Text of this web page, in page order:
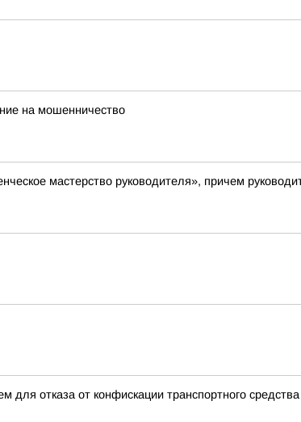
на мошенничество
мастерство руководителя», причем
отказа от конфискации транспортного средства